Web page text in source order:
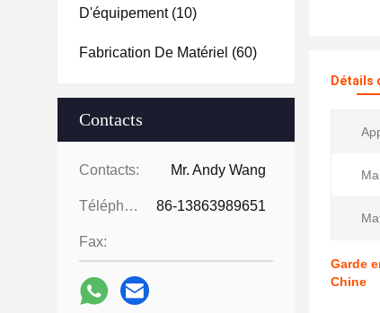
D'équipement(10)
Fabrication De Matériel (60)
Contacts
Contacts: Mr. Andy Wang
Téléphone: 86-13863989651
Fax:
Détails
Garde
Chine